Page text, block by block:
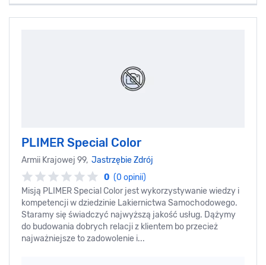
PLIMER Special Color
Armii Krajowej 99, Jastrzębie Zdrój
0 (0 opinii)
Misją PLIMER Special Color jest wykorzystywanie wiedzy i
kompetencji w dziedzinie Lakiernictwa Samochodowego.
Staramy się świadczyć najwyższą jakość usług. Dążymy
do budowania dobrych relacji z klientem bo przecież
najważniejsze to zadowolenie i...